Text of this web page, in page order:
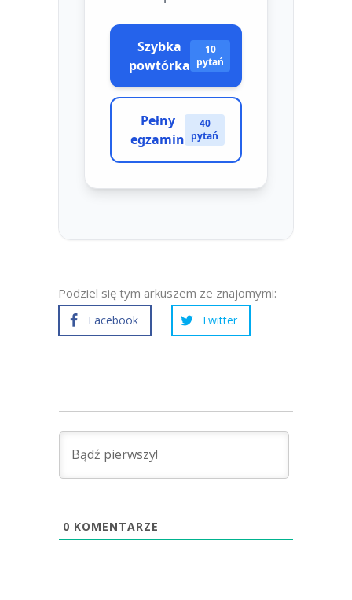
Podziel się tym arkuszem ze znajomymi:
Facebook Twitter
0 KOMENTARZE